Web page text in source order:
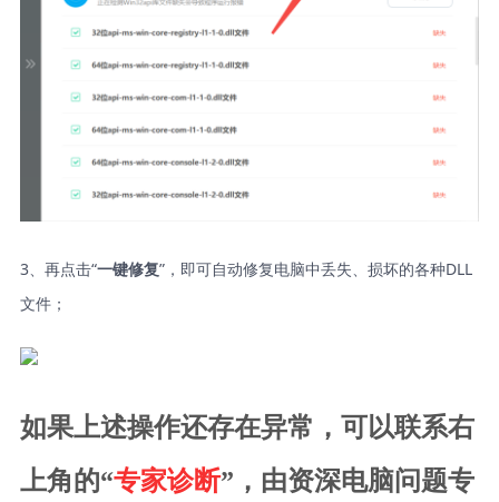
3、再点击“一键修复”，即可自动修复电脑中丢失、损坏的各种DLL
文件；
如果上述操作还存在异常，可以联系右
上角的“专家诊断”，由资深电脑问题专